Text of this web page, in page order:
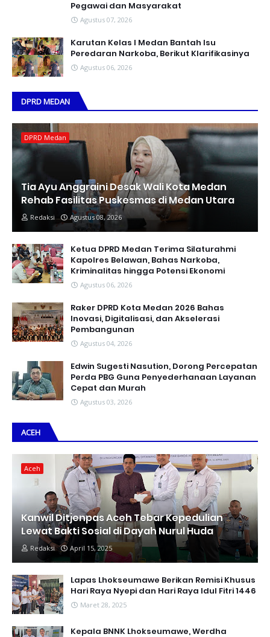
Pegawai dan Masyarakat
Agustus 07, 2026
Karutan Kelas I Medan Bantah Isu
Peredaran Narkoba, Berikut Klarifikasinya
Agustus 06, 2026
DPRD MEDAN
DPRD Medan
Tia Ayu Anggraini Desak Wali Kota Medan
Rehab Fasilitas Puskesmas di Medan Utara
Redaksi Agustus 08, 2026
Ketua DPRD Medan Terima Silaturahmi
Kapolres Belawan, Bahas Narkoba,
Kriminalitas hingga Potensi Ekonomi
Agustus 06, 2026
Raker DPRD Kota Medan 2026 Bahas
Inovasi, Digitalisasi, dan Akselerasi
Pembangunan
Agustus 04, 2026
Edwin Sugesti Nasution, Dorong Percepatan
Perda PBG Guna Penyederhanaan Layanan
Cepat dan Murah
Agustus 03, 2026
ACEH
Aceh
Kanwil Ditjenpas Aceh Tebar Kepedulian
Lewat Bakti Sosial di Dayah Nurul Huda
Redaksi April 15, 2025
Lapas Lhokseumawe Berikan Remisi Khusus
Hari Raya Nyepi dan Hari Raya Idul Fitri 1446
Maret 28, 2025
Kepala BNNK Lhokseumawe, Werdha